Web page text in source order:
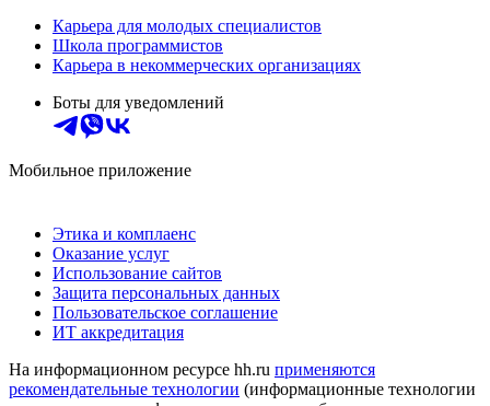
Карьера для молодых специалистов
Школа программистов
Карьера в некоммерческих организациях
Боты для уведомлений
Мобильное приложение
Этика и комплаенс
Оказание услуг
Использование сайтов
Защита персональных данных
Пользовательское соглашение
ИТ аккредитация
На информационном ресурсе hh.ru применяются
рекомендательные технологии (информационные технологии